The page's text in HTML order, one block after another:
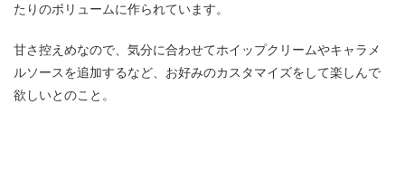
たりのボリュームに作られています。
甘さ控えめなので、気分に合わせてホイップクリームやキャラメ
ルソースを追加するなど、お好みのカスタマイズをして楽しんで
欲しいとのこと。